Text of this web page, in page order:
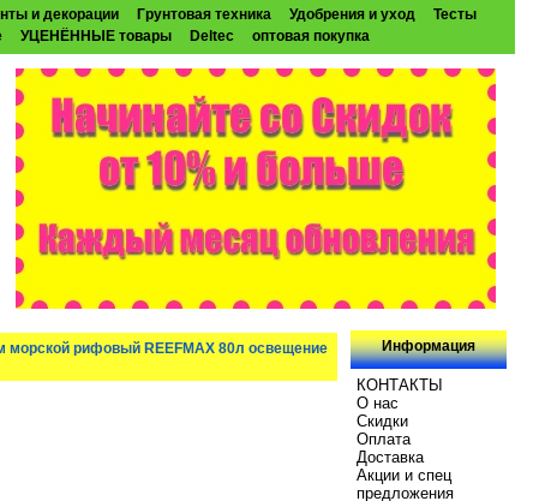
и декорации Грунтовая техника Удобрения и уход
Тесты
УЦЕНЁННЫЕ товары Deltec оптовая покупка
морской рифовый REEFMAX 80л освещение
Информация
КОНТАКТЫ
О нас
Скидки
Oплатa
Доставка
Акции и спец
предложения